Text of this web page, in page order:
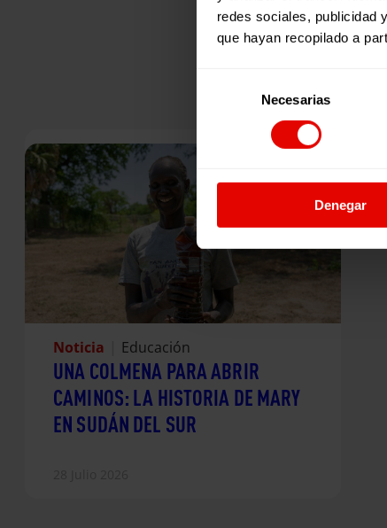
redes sociales, publicidad
que hayan recopilado a
consentimiento
Necesarias
Denegar
Noticia Educación
UNA COLMENA PARA ABRIR
CAMINOS: LA HISTORIA DE MARY
EN SUDÁN DEL SUR